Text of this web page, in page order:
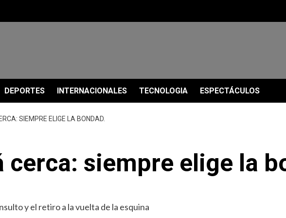
DEPORTES INTERNACIONALES TECNOLOGIA ESPECTÁCULOS
SIEMPRE ELIGE LA BONDAD.
cerca: siempre elige la